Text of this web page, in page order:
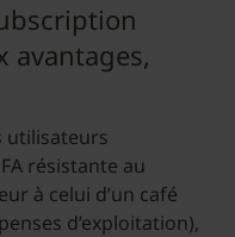
avantages,
utilisateurs
résistante au
à celui d’un café
d’exploitation),